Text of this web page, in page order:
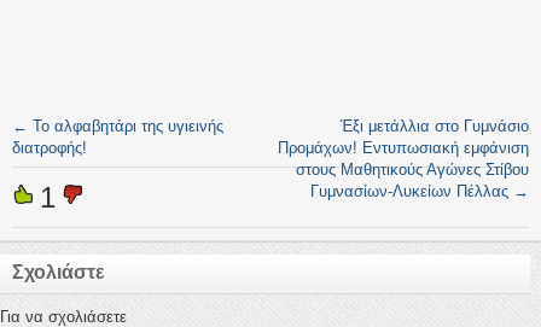
← Το αλφαβητάρι της υγιεινής
διατροφής!
Έξι μετάλλια στο Γυμνάσιο
Προμάχων! Εντυπωσιακή εμφάνιση
στους Μαθητικούς Αγώνες Στίβου
Γυμνασίων-Λυκείων Πέλλας →
1
Σχολιάστε
Για να σχολιάσετε